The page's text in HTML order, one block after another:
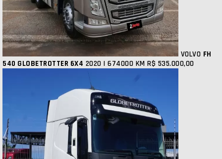
VOLVO FH
540 GLOBETROTTER 6X4 2020 | 674000 KM R$ 535.000,00